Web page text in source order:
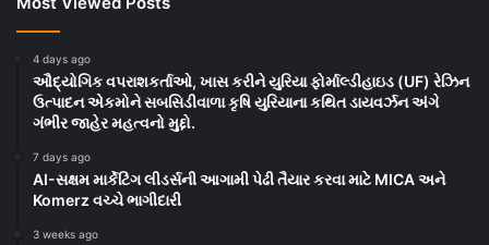
4 days ago
ઔદ્યોગિક વપરાશકર્તાઓ, ખાસ કરીને યુરિયા ફોર્માલ્ડીહાઇડ (UF) રેઝિન
ઉત્પાદન એકમોને સબસિડીવાળા કૃષિ યુરિયાના કથિત ડાયવર્ઝન અંગે
ગંભીર જાહેર મહત્વનો મુદ્દો.
7 days ago
AI-સક્ષમ માર્કેટિંગ લીડર્સની આગામી પેઢી તૈયાર કરવા માટે MICA અને
Komerz વચ્ચે ભાગીદારી
3 weeks ago